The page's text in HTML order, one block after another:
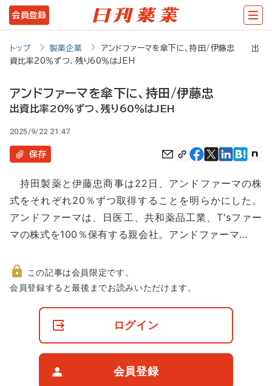
メ
イ
コ
ン
テ
ツ
に
動
会員登録
トップ 製薬企業
アンドファーマを傘下に、持田/伊藤忠 出
資比率20％ずつ、残り60％はJEH
アンドファーマを傘下に、持田/伊藤忠
出資比率20％ずつ、残り60％はJEH
2025/9/22 21:47
保存
持田製薬と伊藤忠商事は22日、アンドファーマの株
式をそれぞれ20％ずつ取得することを明らかにした。
アンドファーマは、日医工、共和薬品工業、T'sファー
マの株式を100％保有する親会社。アンドファーマ…
非
この記事は会員限定です。
会員登録すると最後までお読みいただけます。
ログイン
会員登録